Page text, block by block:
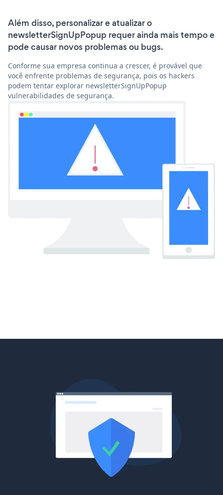
Além disso, personalizar e atualizar o
newsletterSignUpPopup requer ainda mais tempo e
pode causar novos problemas ou bugs.
Conforme sua empresa continua a crescer, é provável que
você enfrente problemas de segurança, pois os hackers
podem tentar explorar newsletterSignUpPopup
vulnerabilidades de segurança.